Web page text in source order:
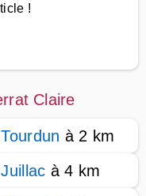
!
Claire
à 2 km
à 4 km